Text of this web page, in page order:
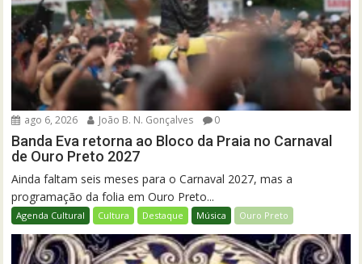
ago 6, 2026 João B. N. Gonçalves 0
Banda Eva retorna ao Bloco da Praia no Carnaval
de Ouro Preto 2027
Ainda faltam seis meses para o Carnaval 2027, mas a
programação da folia em Ouro Preto...
Agenda Cultural Cultura Destaque Música Ouro Preto